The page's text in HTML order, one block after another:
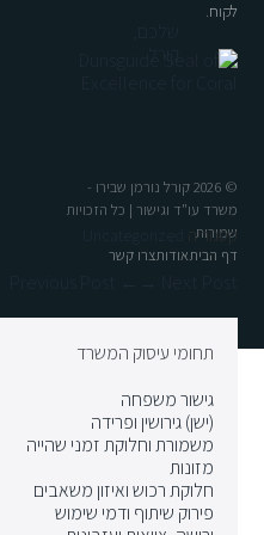
קטגוריה
תחומי עיסוק המשרד
גישור משפחה
(ישן) גירושין ופרידה
משמורת וחלוקת זמני שהייה
מזונות
חלוקת רכוש ואיזון משאבים
פירוק שיתוף ודמי שימוש
לקוח.
© 2026 קורל נורמן שבירו -
משרד עו"ד וגישור | כל הזכויות
שמורות
דף הביתאודותצרו קשר